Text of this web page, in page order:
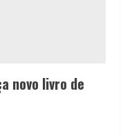
novo livro de